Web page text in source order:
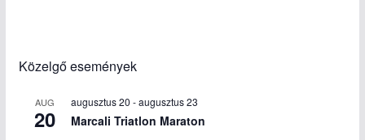
Közelgő események
AUG
20
augusztus 20 -augusztus 23
Marcali Triatlon Maraton